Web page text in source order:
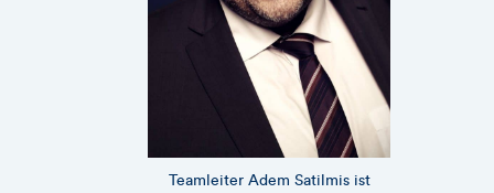
Teamleiter Adem Satilmis ist